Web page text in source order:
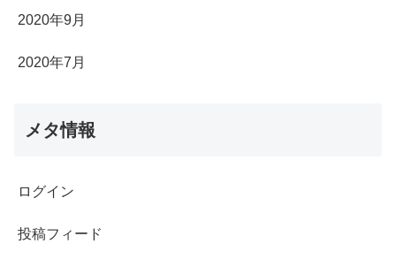
2020年9月
2020年7月
メタ情報
ログイン
投稿フィード